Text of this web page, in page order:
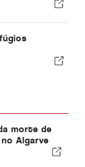
morte de
Algarve